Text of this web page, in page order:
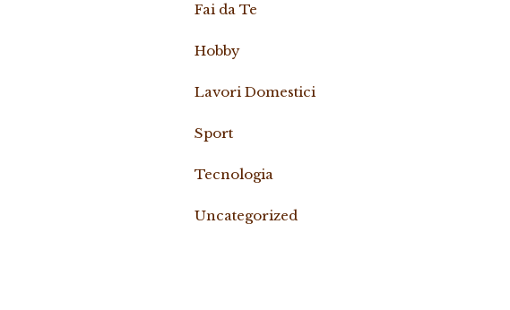
Fai da Te
Hobby
Lavori Domestici
Sport
Tecnologia
Uncategorized